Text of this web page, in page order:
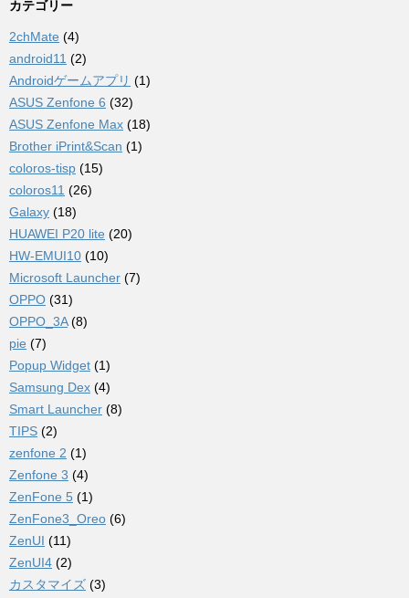
カテゴリー
2chMate (4)
android11 (2)
Androidゲームアプリ (1)
ASUS Zenfone 6 (32)
ASUS Zenfone Max (18)
Brother iPrint&Scan (1)
coloros-tisp (15)
coloros11 (26)
Galaxy (18)
HUAWEI P20 lite (20)
HW-EMUI10 (10)
Microsoft Launcher (7)
OPPO (31)
OPPO_3A(8)
pie (7)
Popup Widget (1)
Samsung Dex (4)
Smart Launcher (8)
TIPS (2)
zenfone 2 (1)
Zenfone 3 (4)
ZenFone 5 (1)
ZenFone3_Oreo (6)
ZenUI (11)
ZenUI4 (2)
カスタマイズ (3)